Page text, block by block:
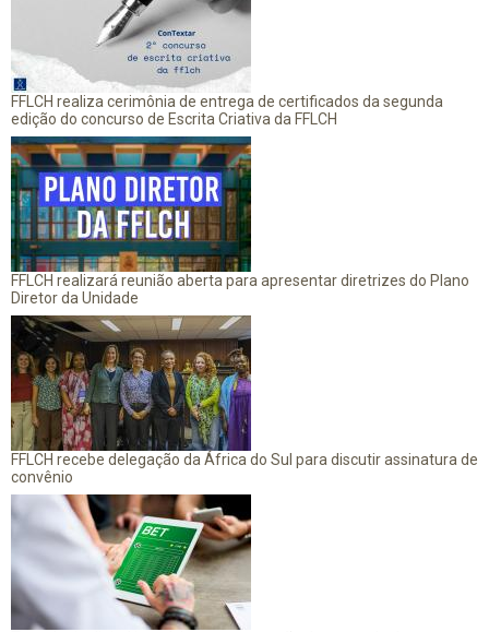
FFLCH realiza cerimônia de entrega de certificados da segunda
edição do concurso de Escrita Criativa da FFLCH
FFLCH realizará reunião aberta para apresentar diretrizes do Plano
Diretor da Unidade
FFLCH recebe delegação da África do Sul para discutir assinatura de
convênio